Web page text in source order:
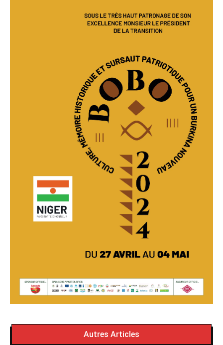
Autres Articles